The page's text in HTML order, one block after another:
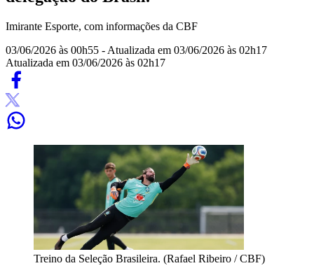
Imirante Esporte, com informações da CBF
03/06/2026 às 00h55 - Atualizada em 03/06/2026 às 02h17
Atualizada em 03/06/2026 às 02h17
Treino da Seleção Brasileira. (Rafael Ribeiro / CBF)